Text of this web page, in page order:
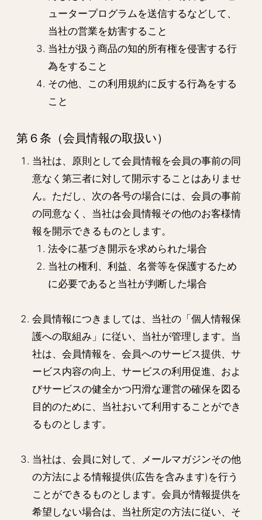
ュータープログラムを送信するなどして、
当社の営業を妨害すること
当社が扱う商品の知的所有権を侵害する行
為をすること
その他、この利用規約に反する行為をする
こと
第６条（会員情報の取扱い）
当社は、原則として会員情報を会員の事前の同
意なく第三者に対して開示することはありませ
ん。ただし、次の各号の場合には、会員の事前
の同意なく、当社は会員情報その他のお客様情
報を開示できるものとします。
法令に基づき開示を求められた場合
当社の権利、利益、名誉等を保護するため
に必要であると当社が判断した場合
会員情報につきましては、当社の「個人情報保
護への取組み」に従い、当社が管理します。当
社は、会員情報を、会員へのサービス提供、サ
ービス内容の向上、サービスの利用促進、およ
びサービスの健全かつ円滑な運営の確保を図る
目的のために、当社おいて利用することができ
るものとします。
当社は、会員に対して、メールマガジンその他
の方法による情報提供(広告を含みます)を行う
ことができるものとします。会員が情報提供を
希望しない場合は、当社所定の方法に従い、そ